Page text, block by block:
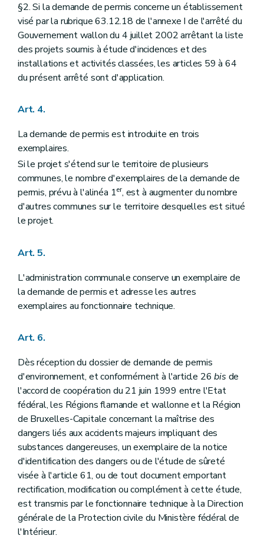
§2. Si la demande de permis concerne un établissement
visé par la rubrique 63.12.18 de l'annexe I de l'arrêté du
Gouvernement wallon du 4 juillet 2002 arrêtant la liste
des projets soumis à étude d'incidences et des
installations et activités classées, les articles 59 à 64
du présent arrêté sont d'application.
Art. 4.
La demande de permis est introduite en trois
exemplaires.
Si le projet s'étend sur le territoire de plusieurs
communes, le nombre d'exemplaires de la demande de
permis, prévu à l'alinéa 1er, est à augmenter du nombre
d'autres communes sur le territoire desquelles est situé
le projet.
Art. 5.
L'administration communale conserve un exemplaire de
la demande de permis et adresse les autres
exemplaires au fonctionnaire technique.
Art. 6.
Dès réception du dossier de demande de permis
d'environnement, et conformément à l'article 26bis de
l'accord de coopération du 21 juin 1999 entre l'Etat
fédéral, les Régions flamande et wallonne et la Région
de Bruxelles-Capitale concernant la maîtrise des
dangers liés aux accidents majeurs impliquant des
substances dangereuses, un exemplaire de la notice
d'identification des dangers ou de l'étude de sûreté
visée à l'article 61, ou de tout document emportant
rectification, modification ou complément à cette étude,
est transmis par le fonctionnaire technique à la Direction
générale de la Protection civile du Ministère fédéral de
l'Intérieur.